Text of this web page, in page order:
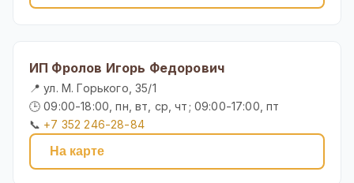
ИП Фролов Игорь Федорович
📍 ул. М. Горького, 35/1
🕒 09:00-18:00, пн, вт, ср, чт; 09:00-17:00, пт
📞 +7 352 246-28-84
На карте